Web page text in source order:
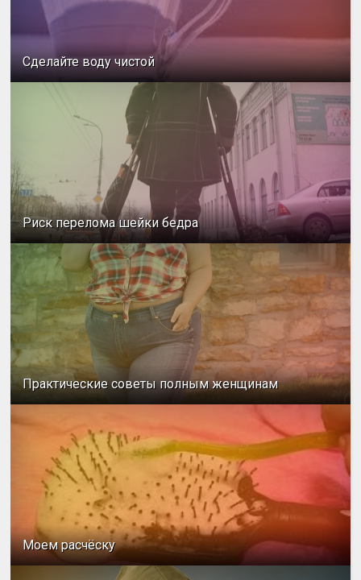
Сделайте воду чистой
Риск перелома шейки бедра
Практические советы полным женщинам
Моем расчёску